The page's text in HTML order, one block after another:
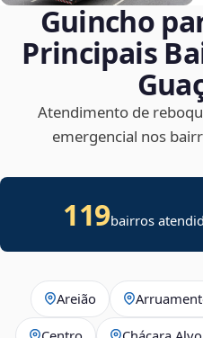
Guincho
Principais
Atendimento de
emergencial nos
119bairros
Areião